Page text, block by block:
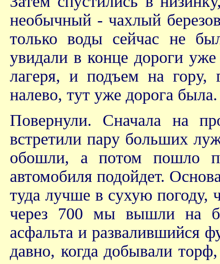
необычный - чахлый
только воды сейчас не
увидали в конце дороги
лагеря, и подъем на
налево, тут уже дорога
Повернули. Сначала на
встретили пару больших
обошли, а потом пошло
автомобиля подойдет.
туда лучше в сухую погоду,
через 700 мы вышли на
асфальта и развалившийся
давно, когда добывали